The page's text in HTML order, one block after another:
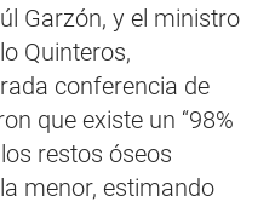
Garzón, y el ministro
Quinteros,
conferencia de
que existe un “98%
restos óseos
menor, estimando